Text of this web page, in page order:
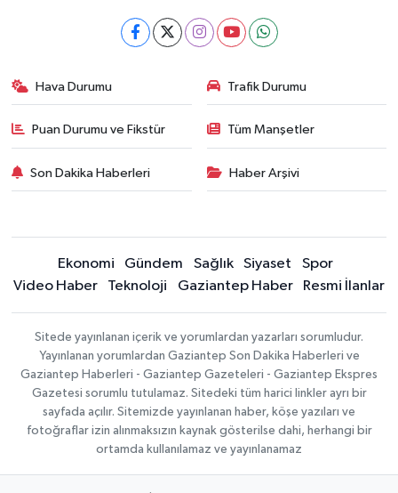
Hava Durumu Trafik Durumu
Puan Durumu ve Fikstür Tüm Manşetler
Son Dakika Haberleri Haber Arşivi
Ekonomi Gündem Sağlık Siyaset
Spor
Video Haber
Teknoloji Gaziantep Haber Resmi İlanlar
Sitede yayınlanan içerik ve yorumlardan yazarları sorumludur.
Yayınlanan yorumlardan Gaziantep Son Dakika Haberleri ve
Gaziantep Haberleri - Gaziantep Gazeteleri - Gaziantep Ekspres
Gazetesi sorumlu tutulamaz. Sitedeki tüm harici linkler ayrı bir
sayfada açılır. Sitemizde yayınlanan haber, köşe yazıları ve
fotoğraflar izin alınmaksızın kaynak gösterilse dahi, herhangi bir
ortamda kullanılamaz ve yayınlanamaz